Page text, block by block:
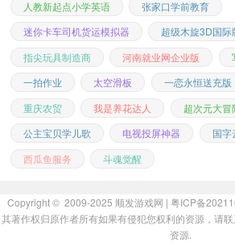
人教新起点小学英语
张家口学前教育
迷你卡车司机货运模拟器
超级木旋3D国际
指尖玩具制造商
河南就业网企业版
一拍作业
太空滑板 一恋永恒送充版
重庆农贸
我是养花达人
超次元大冒
公主宝贝学儿歌
电视投屏神器
国字
西瓜鱼服务
斗魂觉醒
Copyright © 2009-2025 顺发游戏网 | 粤ICP备
其著作权归原作者所有如果有侵犯您权利的资源，请
资源.